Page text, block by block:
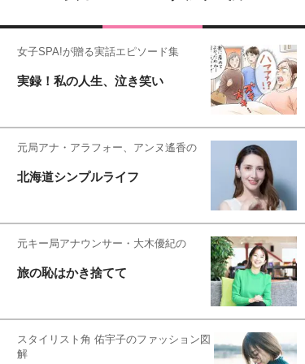
女子SPA!が贈る実話エピソード集
実録！私の人生、泣き笑い
元局アナ・アラフォー、アンヌ遙香の
北海道シンプルライフ
元キー局アナウンサー・大木優紀の
旅の恥はかき捨てて
スタイリスト角 佑宇子のファッション図
解